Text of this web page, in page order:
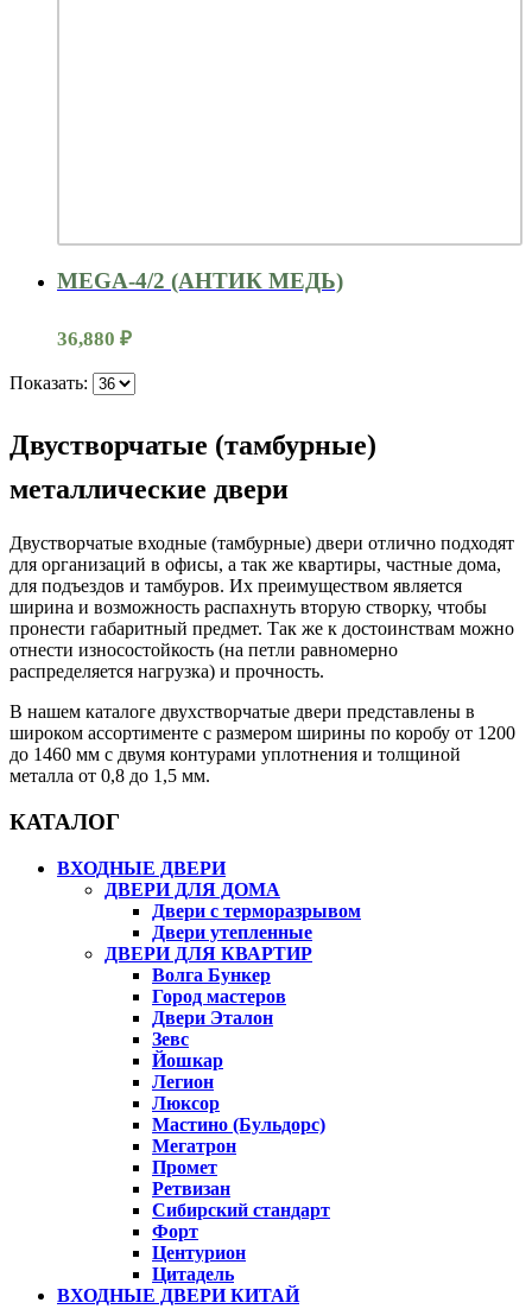
MEGA-4/2 (АНТИК МЕДЬ)
36,880 ₽
Показать:
Двустворчатые (тамбурные)
металлические двери
Двустворчатые входные (тамбурные) двери отлично подходят
для организаций в офисы, а так же квартиры, частные дома,
для подъездов и тамбуров. Их преимуществом является
ширина и возможность распахнуть вторую створку, чтобы
пронести габаритный предмет. Так же к достоинствам можно
отнести износостойкость (на петли равномерно
распределяется нагрузка) и прочность.
В нашем каталоге двухстворчатые двери представлены в
широком ассортименте с размером ширины по коробу от 1200
до 1460 мм с двумя контурами уплотнения и толщиной
металла от 0,8 до 1,5 мм.
КАТАЛОГ
ВХОДНЫЕ ДВЕРИ
ДВЕРИ ДЛЯ ДОМА
Двери с терморазрывом
Двери утепленные
ДВЕРИ ДЛЯ КВАРТИР
Волга Бункер
Город мастеров
Двери Эталон
Зевс
Йошкар
Легион
Люксор
Мастино (Бульдорс)
Мегатрон
Промет
Ретвизан
Сибирский стандарт
Форт
Центурион
Цитадель
ВХОДНЫЕ ДВЕРИ КИТАЙ